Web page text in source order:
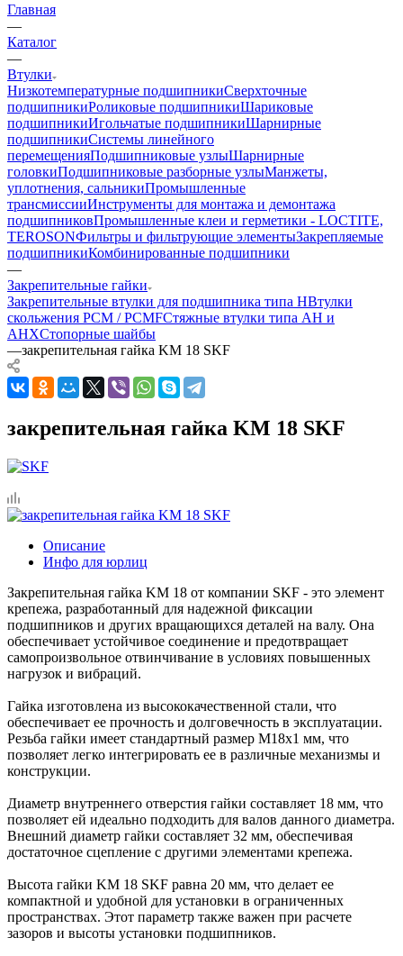
Главная
—
Каталог
—
Втулки
Низкотемпературные подшипникиСверхточные
подшипникиРоликовые подшипникиШариковые
подшипникиИгольчатые подшипникиШарнирные
подшипникиСистемы линейного
перемещенияПодшипниковые узлыШарнирные
головкиПодшипниковые разборные узлыМанжеты,
уплотнения, сальникиПромышленные
трансмиссииИнструменты для монтажа и демонтажа
подшипниковПромышленные клеи и герметики - LOCTITE,
TEROSONФильтры и фильтрующие элементыЗакрепляемые
подшипникиКомбинированные подшипники
—
Закрепительные гайки
Закрепительные втулки для подшипника типа HВтулки
скольжения PCM / PCMFСтяжные втулки типа AH и
AHXСтопорные шайбы
—закрепительная гайка KM 18 SKF
закрепительная гайка KM 18 SKF
Описание
Инфо для юрлиц
Закрепительная гайка KM 18 от компании SKF - это элемент
крепежа, разработанный для надежной фиксации
подшипников и других вращающихся деталей на валу. Она
обеспечивает устойчивое соединение и предотвращает
самопроизвольное отвинчивание в условиях повышенных
нагрузок и вибраций.
Гайка изготовлена из высококачественной стали, что
обеспечивает ее прочность и долговечность в эксплуатации.
Резьба гайки имеет стандартный размер M18x1 мм, что
позволяет легко интегрировать ее в различные механизмы и
конструкции.
Диаметр внутреннего отверстия гайки составляет 18 мм, что
позволяет ей идеально подходить для валов данного диаметра.
Внешний диаметр гайки составляет 32 мм, обеспечивая
достаточное сцепление с другими элементами крепежа.
Высота гайки KM 18 SKF равна 20 мм, что делает ее
компактной и удобной для установки в ограниченных
пространствах. Этот параметр также важен при расчете
зазоров и высоты установки подшипников.